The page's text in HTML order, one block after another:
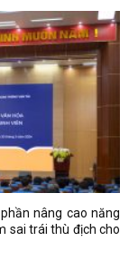
nâng cao năng
sai trái thù địch cho